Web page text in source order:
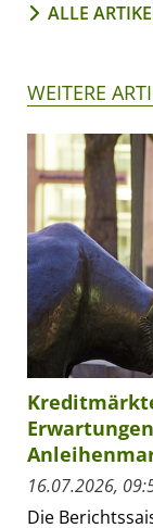
ALLE
WEITERE
16.07.2026,
Die